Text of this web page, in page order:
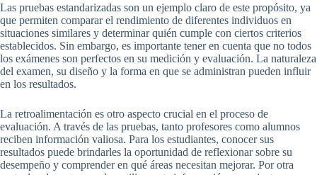
Las pruebas estandarizadas son un ejemplo claro de este propósito, ya
que permiten comparar el rendimiento de diferentes individuos en
situaciones similares y determinar quién cumple con ciertos criterios
establecidos. Sin embargo, es importante tener en cuenta que no todos
los exámenes son perfectos en su medición y evaluación. La naturaleza
del examen, su diseño y la forma en que se administran pueden influir
en los resultados.
La retroalimentación es otro aspecto crucial en el proceso de
evaluación. A través de las pruebas, tanto profesores como alumnos
reciben información valiosa. Para los estudiantes, conocer sus
resultados puede brindarles la oportunidad de reflexionar sobre su
desempeño y comprender en qué áreas necesitan mejorar. Por otra